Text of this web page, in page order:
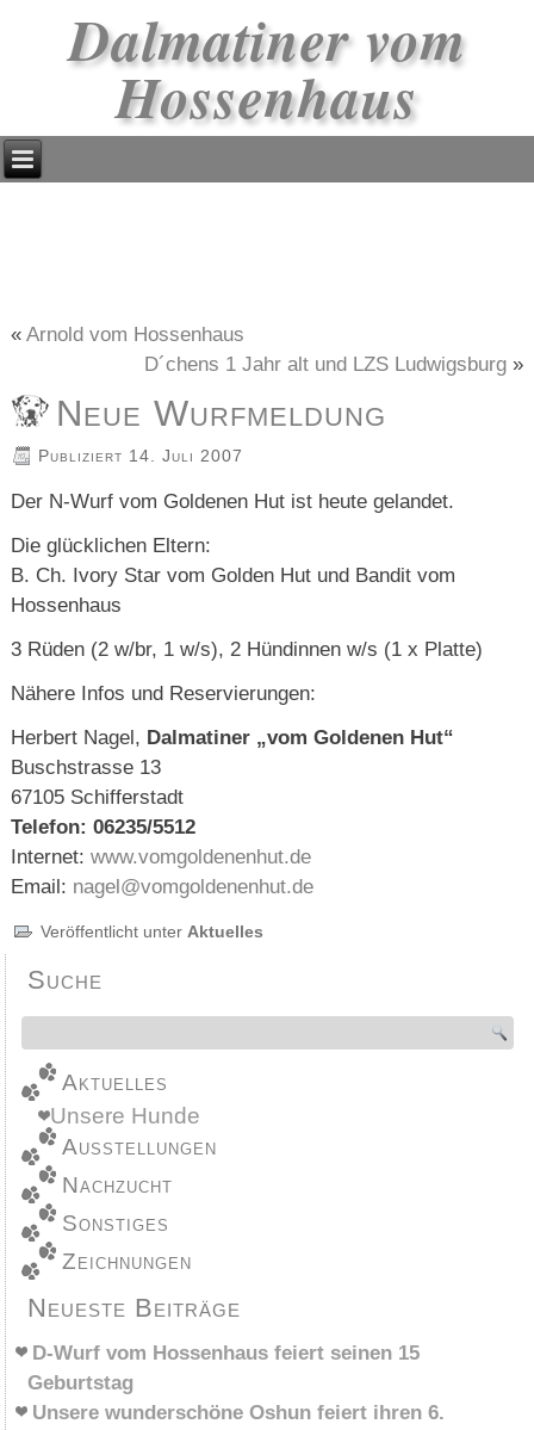
Dalmatiner vom
Hossenhaus
«Arnold vom Hossenhaus
D´chens 1 Jahr alt und LZS Ludwigsburg»
Neue Wurfmeldung
Publiziert 14. Juli 2007
Der N-Wurf vom Goldenen Hut ist heute gelandet.
Die glücklichen Eltern:
B. Ch. Ivory Star vom Golden Hut und Bandit vom
Hossenhaus
3 Rüden (2 w/br, 1 w/s), 2 Hündinnen w/s (1 x Platte)
Nähere Infos und Reservierungen:
Herbert Nagel, Dalmatiner „vom Goldenen Hut“
Buschstrasse 13
67105 Schifferstadt
Telefon: 06235/5512
Internet:www.vomgoldenenhut.de
Email: nagel@vomgoldenenhut.de
Veröffentlicht unter Aktuelles
Suche
Aktuelles
Unsere Hunde
Ausstellungen
Nachzucht
Sonstiges
Zeichnungen
Neueste Beiträge
D-Wurf vom Hossenhaus feiert seinen 15
Geburtstag
Unsere wunderschöne Oshun feiert ihren 6.